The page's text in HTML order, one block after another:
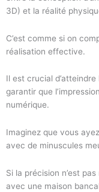
3D) et la réalité
C’est comme si on
réalisation effective.
Il est crucial
garantir que
numérique.
Imaginez que vous
avec de minuscules
Si la précision n’est
avec une maison